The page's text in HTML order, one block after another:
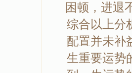
困顿，进退
综合以上分
配置并未补
生重要运势